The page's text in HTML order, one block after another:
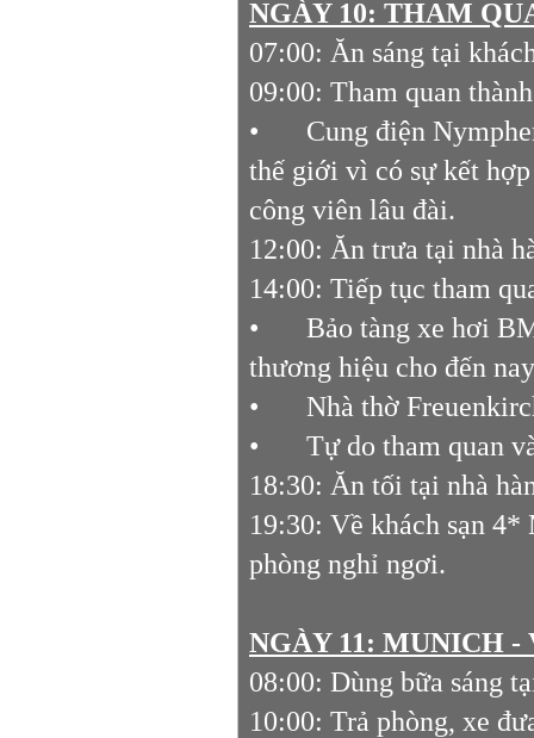
NGÀY 10: THAM
07:00: Ăn sáng tại
09:00: Tham quan
•
Cung điện
thế giới vì có sự kết
công viên lâu đài.
12:00: Ăn trưa tại nhà
14:00: Tiếp tục tham
•
Bảo tàng xe hơi
thương hiệu cho đến
•
Nhà thờ
•
Tự do tham quan
18:30: Ăn tối tại nhà
19:30: Về khách sạn 4*
phòng nghỉ ngơi.
NGÀY 11: MUNICH -
08:00: Dùng bữa sáng
10:00: Trả phòng, xe